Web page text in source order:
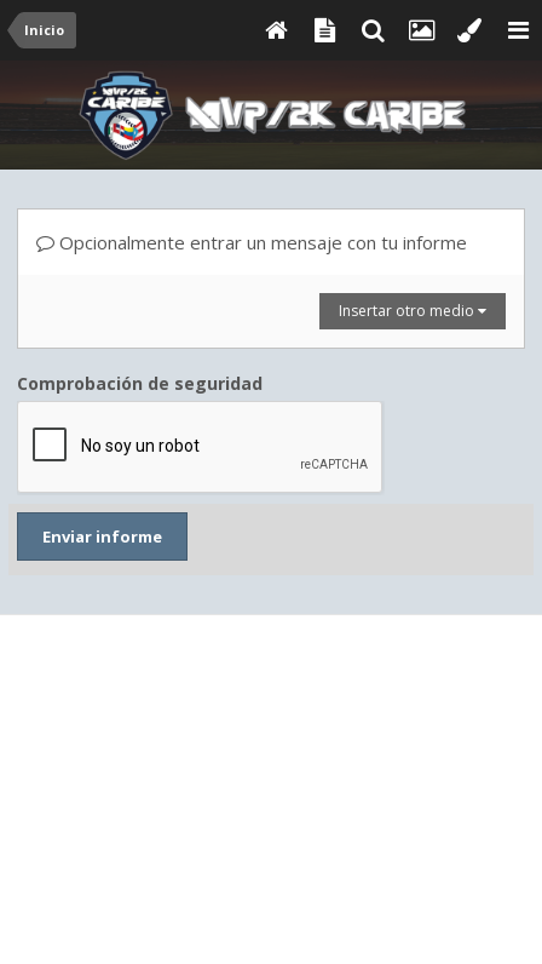
Inicio
Opcionalmente entrar un mensaje con tu informe
Insertar otro medio
Comprobación de seguridad
Enviar informe